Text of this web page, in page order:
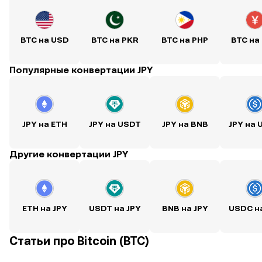
BTC на USD BTC на PKR BTC на PHP BTC на
Популярные конвертации JPY
JPY на ETH JPY на USDT JPY на BNB JPY на
Другие конвертации JPY
ETH на JPY USDT на JPY BNB на JPY USDC
Статьи про Bitcoin (BTC)